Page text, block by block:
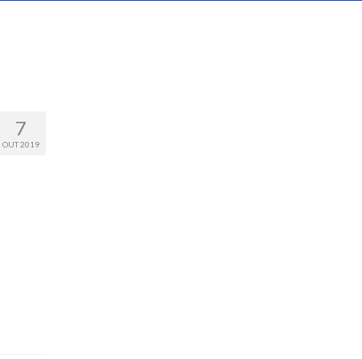
7
OUT 2019